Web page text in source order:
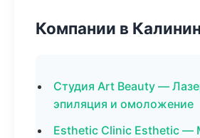
Компании в
Студия Art Beauty —
эпиляция и омоложение
Esthetic Clinic Esthetic —